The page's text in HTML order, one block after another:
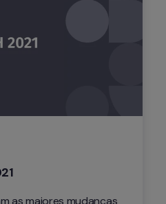
as maiores mudanças